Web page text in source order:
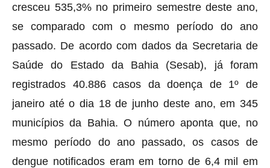
cresceu 535,3% no primeiro semestre deste ano,
se comparado com o mesmo período do ano
passado. De acordo com dados da Secretaria de
Saúde do Estado da Bahia (Sesab), já foram
registrados 40.886 casos da doença de 1º de
janeiro até o dia 18 de junho deste ano, em 345
municípios da Bahia. O número aponta que, no
mesmo período do ano passado, os casos de
dengue notificados eram em torno de 6,4 mil em